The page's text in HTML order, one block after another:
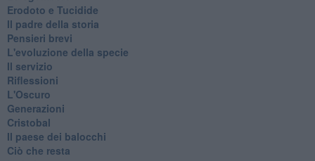
Erodoto e Tucidide
Il padre della storia
Pensieri brevi
L'evoluzione della specie
Il servizio
Riflessioni
L'Oscuro
Generazioni
Cristobal
Il paese dei balocchi
Ciò che resta